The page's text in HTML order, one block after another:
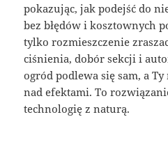
pokazując, jak podejść do
bez błędów i kosztownych
tylko rozmieszczenie
ciśnienia, dobór sekcji i
ogród podlewa się sam, a
nad efektami. To
technologię z naturą.